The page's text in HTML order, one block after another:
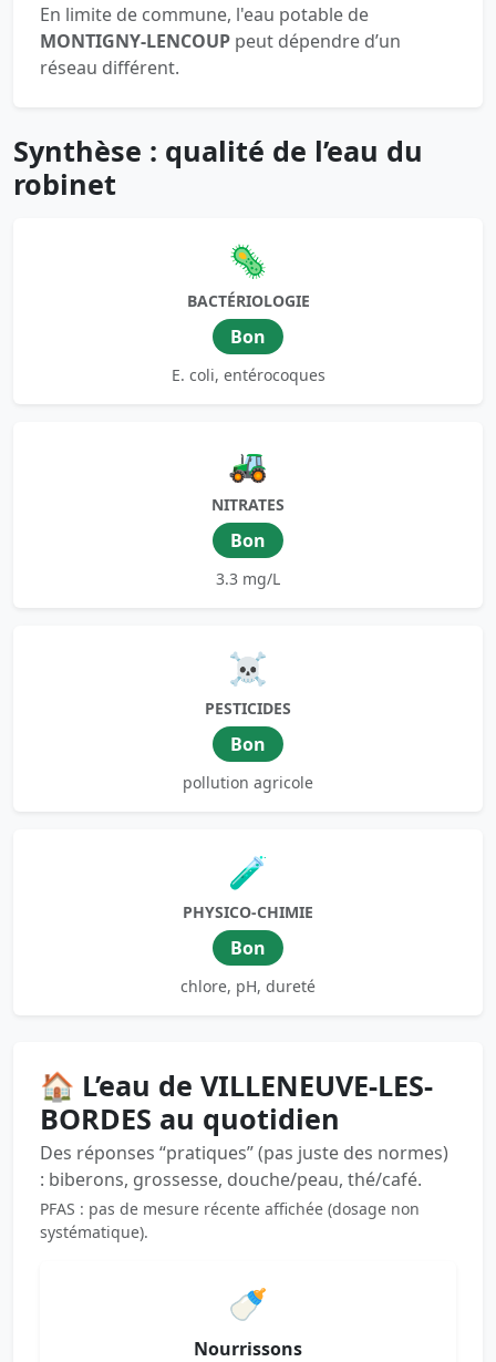
En limite de commune, l'eau potable de
MONTIGNY-LENCOUP peut dépendre d’un
réseau différent.
Synthèse : qualité de l’eau du
robinet
🦠
BACTÉRIOLOGIE
Bon
E. coli, entérocoques
🚜
NITRATES
Bon
3.3 mg/L
☠️
PESTICIDES
Bon
pollution agricole
🧪
PHYSICO-CHIMIE
Bon
chlore, pH, dureté
🏠 L’eau de VILLENEUVE-LES-
BORDES au quotidien
Des réponses “pratiques” (pas juste des normes)
: biberons, grossesse, douche/peau, thé/café.
PFAS : pas de mesure récente affichée (dosage non
systématique).
🍼
Nourrissons